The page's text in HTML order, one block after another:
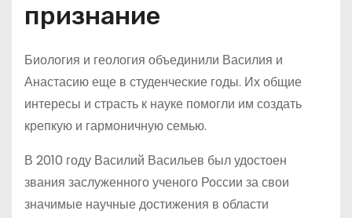
признание
Биология и геология объединили Василия и
Анастасию еще в студенческие годы. Их общие
интересы и страсть к науке помогли им создать
крепкую и гармоничную семью.
В 2010 году Василий Васильев был удостоен
звания заслуженного ученого России за свои
значимые научные достижения в области